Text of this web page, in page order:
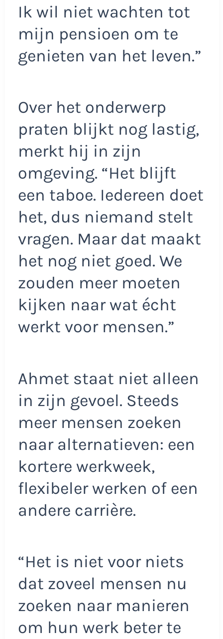
Ik wil niet wachten tot
mijn pensioen om te
genieten van het leven.”
Over het onderwerp
praten blijkt nog lastig,
merkt hij in zijn
omgeving. “Het blijft
een taboe. Iedereen doet
het, dus niemand stelt
vragen. Maar dat maakt
het nog niet goed. We
zouden meer moeten
kijken naar wat écht
werkt voor mensen.”
Ahmet staat niet alleen
in zijn gevoel. Steeds
meer mensen zoeken
naar alternatieven: een
kortere werkweek,
flexibeler werken of een
andere carrière.
“Het is niet voor niets
dat zoveel mensen nu
zoeken naar manieren
om hun werk beter te